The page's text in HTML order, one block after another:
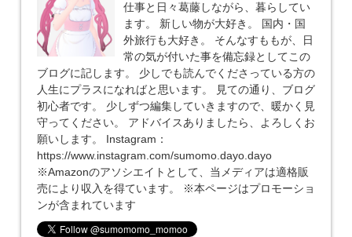
仕事と日々葛藤しながら、暮らしてい
ます。 新しい物が大好き。 国内・国
外旅行も大好き。 そんなすももが、日
常の気が付いた事を備忘録としてこの
ブログに記します。 少しでも読んでくださっている方の
人生にプラスになればと思います。 見ての通り、ブログ
初心者です。 少しずつ編集していきますので、暖かく見
守ってください。 アドバイスありましたら、よろしくお
願いします。 Instagram：
https://www.instagram.com/sumomo.dayo.dayo
※Amazonのアソシエイトとして、当メディアは適格販
売により収入を得ています。 ※本ページはプロモーショ
ンが含まれています